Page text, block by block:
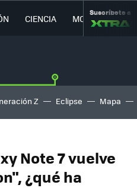
CIENCIA MOVILIDAD
Suscríbete a
Z Eclipse Mapa
Note 7 vuelve
¿qué ha